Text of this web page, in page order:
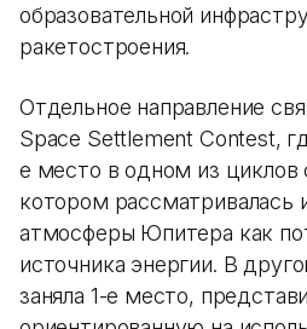
образовательной
ракетостроения.
Отдельное направление
Space Settlement Contest,
е место в одном из циклов
котором рассматривалась
атмосферы Юпитера как
источника энергии. В
заняла 1-е место,